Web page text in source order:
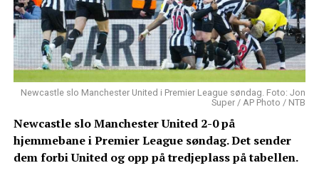
Newcastle slo Manchester United i Premier League søndag. Foto: Jon
Super / AP Photo / NTB
Newcastle slo Manchester United 2-0 på
hjemmebane i Premier League søndag. Det sender
dem forbi United og opp på tredjeplass på tabellen.